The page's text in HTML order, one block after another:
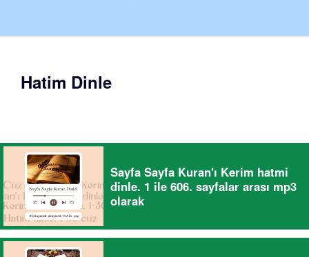
Hatim Dinle
Sayfa Sayfa Kuran'ı Kerim hatmi
dinle. 1 ile 606. sayfalar arası mp3
olarak